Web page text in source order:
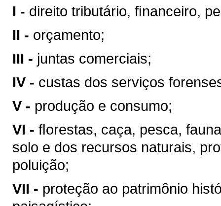
I - direito tributário, ﬁnanceiro,
II - orçamento;
III - juntas comerciais;
IV - custas dos serviços
V - produção e consumo;
VI - ﬂorestas, caça, pesca,
solo e dos recursos naturais,
poluição;
VII - proteção ao patrimônio